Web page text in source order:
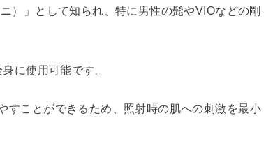
）」として知られ、特に男性の髭やVIOなどの剛
に使用可能です。
ことができるため、照射時の肌への刺激を最小